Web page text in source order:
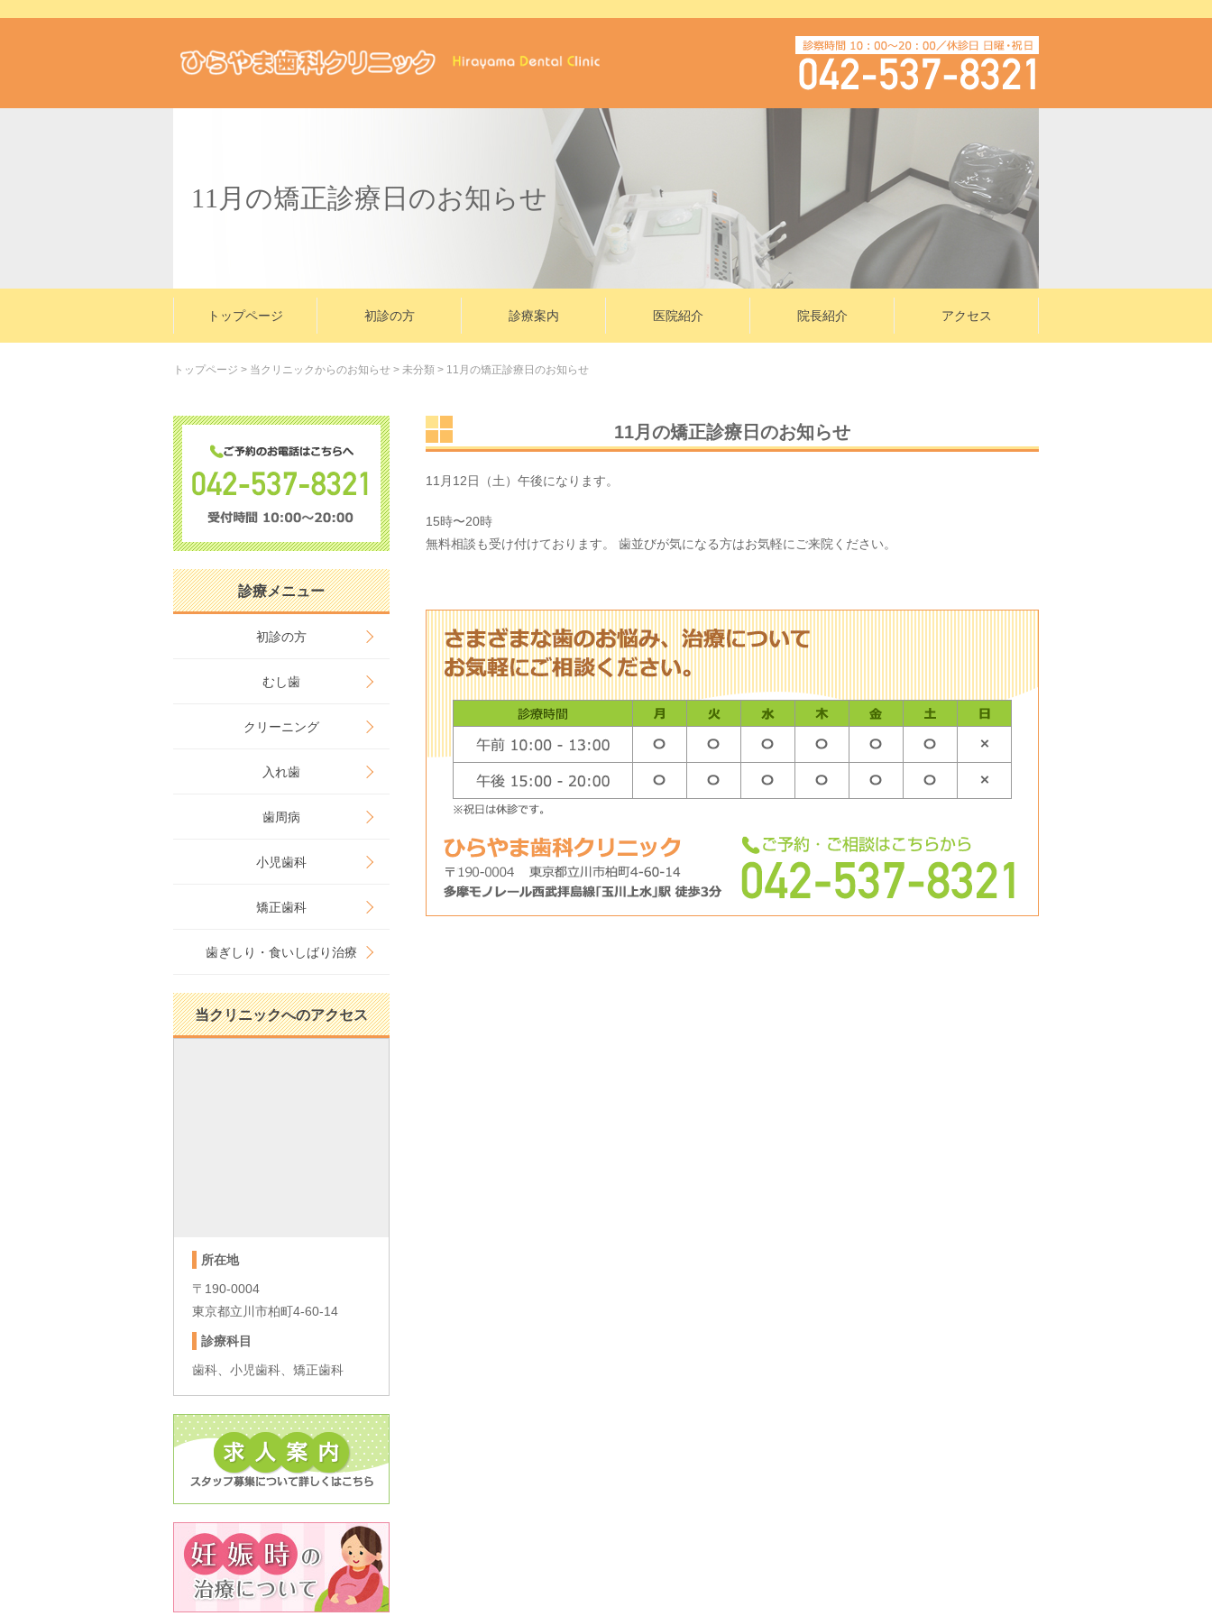
11月の矯正診療日のお知らせ
トップページ 初診の方 診療案内 医院紹介 院長紹介 アクセス
トップページ > 当クリニックからのお知らせ > 未分類 > 11月の矯正診療日のお知らせ
11月の矯正診療日のお知らせ
11月12日（土）午後になります。
15時〜20時
無料相談も受け付けております。 歯並びが気になる方はお気軽にご来院ください。
診療メニュー
初診の方
むし歯
クリーニング
入れ歯
歯周病
小児歯科
矯正歯科
歯ぎしり・食いしばり治療
当クリニックへのアクセス
所在地
〒190-0004
東京都立川市柏町4-60-14
診療科目
歯科、小児歯科、矯正歯科